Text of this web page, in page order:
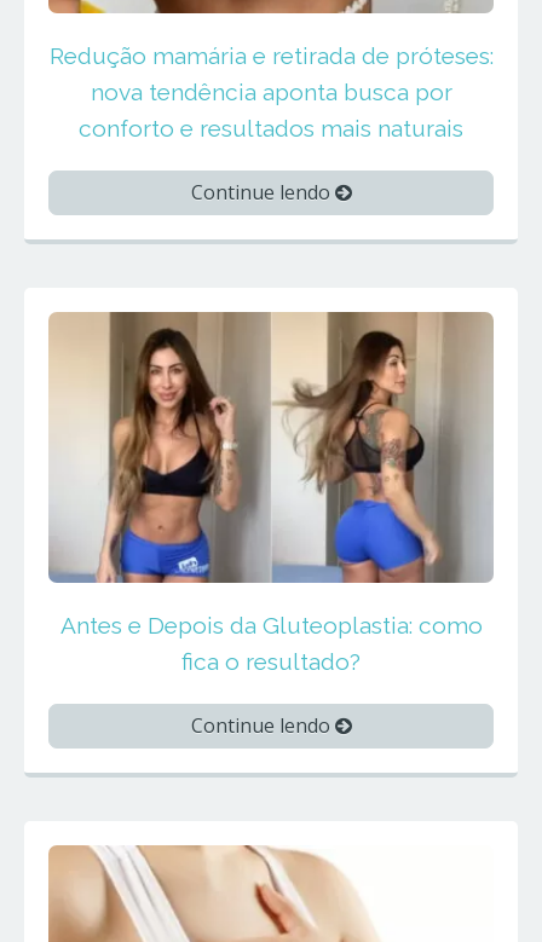
Redução mamária e retirada de próteses:
nova tendência aponta busca por
conforto e resultados mais naturais
Continue lendo
Antes e Depois da Gluteoplastia: como
fica o resultado?
Continue lendo